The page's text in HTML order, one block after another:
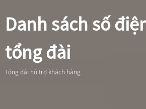
Danh sách số
tổng đài
Tổng đài hỗ trợ khách hàng